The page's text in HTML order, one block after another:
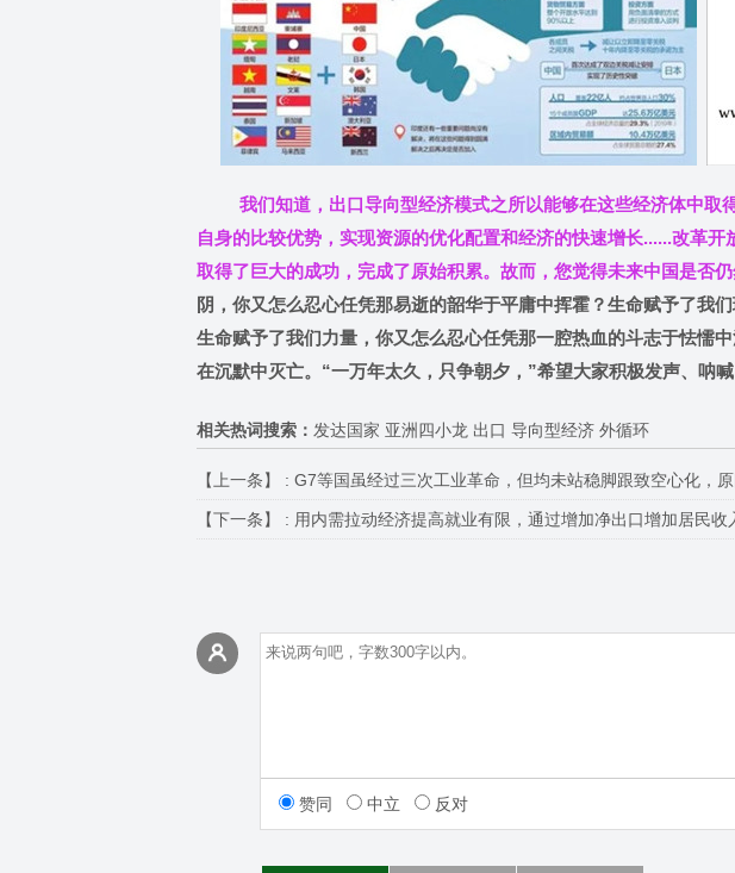
我们知道，出口导向型经济模式之所以能够在这些经济体中
自身的比较优势，实现资源的优化配置和经济的快速增长......改革
取得了巨大的成功，完成了原始积累。故而，您觉得未来中国是否
阴，你又怎么忍心任凭那易逝的韶华于平庸中挥霍？生命赋予了我
生命赋予了我们力量，你又怎么忍心任凭那一腔热血的斗志于怯懦
在沉默中灭亡。“一万年太久，只争朝夕，”希望大家积极发声、呐喊
相关热词搜索： 发达国家 亚洲四小龙 出口 导向型经济 外循环
【上一条】 :G7等国虽经过三次工业革命，但均未站稳脚跟致空心化，
【下一条】 : 用内需拉动经济提高就业有限，通过增加净出口增加居民收
赞同 中立 反对